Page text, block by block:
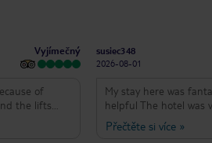
Vyjímečný
of
the lifts
I picked
susiec348
2026-08-01
My stay here was
helpful The hotel was
comfortable will
back here again staff
Přečtěte si více»